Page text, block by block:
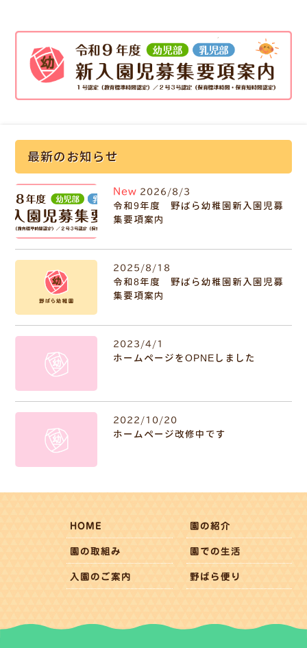
最新のお知らせ
New 2026/8/3
令和9年度 野ばら幼稚園新入園児募
集要項案内
2025/8/18
令和8年度 野ばら幼稚園新入園児募
集要項案内
2023/4/1
ホームページをOPNEしました
2022/10/20
ホームページ改修中です
HOME 園の紹介
園の取組み 園での生活
入園のご案内 野ばら便り